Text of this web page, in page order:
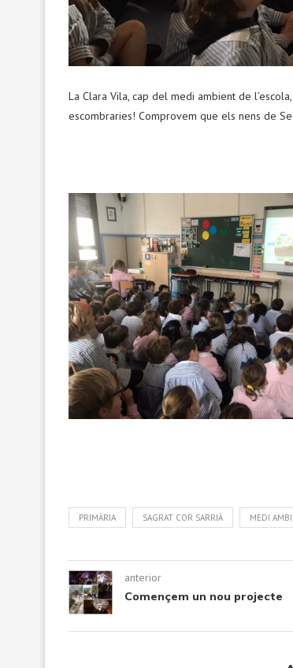
La Clara Vila, cap del medi ambient de
escombraries! Comprovem que els nens de
PRIMÀRIA SAGRAT COR SARRIÀ MEDI
anterior
Començem un nou projecte